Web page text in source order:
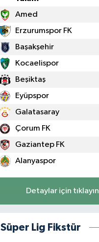
Amed
Erzurumspor FK
Başakşehir
Kocaelispor
Beşiktaş
Eyüpspor
Galatasaray
Çorum FK
Gaziantep FK
Alanyaspor
Detaylar için tıklayın
Süper Lig Fikstür